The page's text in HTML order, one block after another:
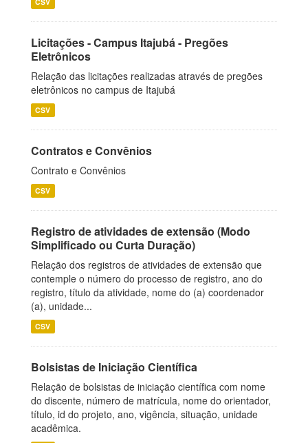
Licitações - Campus Itajubá - Pregões
Eletrônicos
Relação das licitações realizadas através de pregões
eletrônicos no campus de Itajubá
CSV
Contratos e Convênios
Contrato e Convênios
CSV
Registro de atividades de extensão (Modo
Simplificado ou Curta Duração)
Relação dos registros de atividades de extensão que
contemple o número do processo de registro, ano do
registro, título da atividade, nome do (a) coordenador
(a), unidade...
CSV
Bolsistas de Iniciação Científica
Relação de bolsistas de iniciação científica com nome
do discente, número de matrícula, nome do orientador,
título, id do projeto, ano, vigência, situação, unidade
acadêmica.